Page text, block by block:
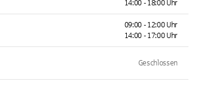
14:00 - 18:00 Uhr
09:00 - 12:00 Uhr
14:00 - 17:00 Uhr
Geschlossen